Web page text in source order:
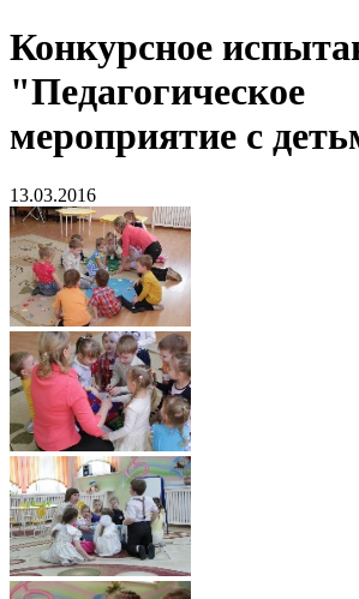
Конкурсное
"Педагогическое
мероприятие с
13.03.2016